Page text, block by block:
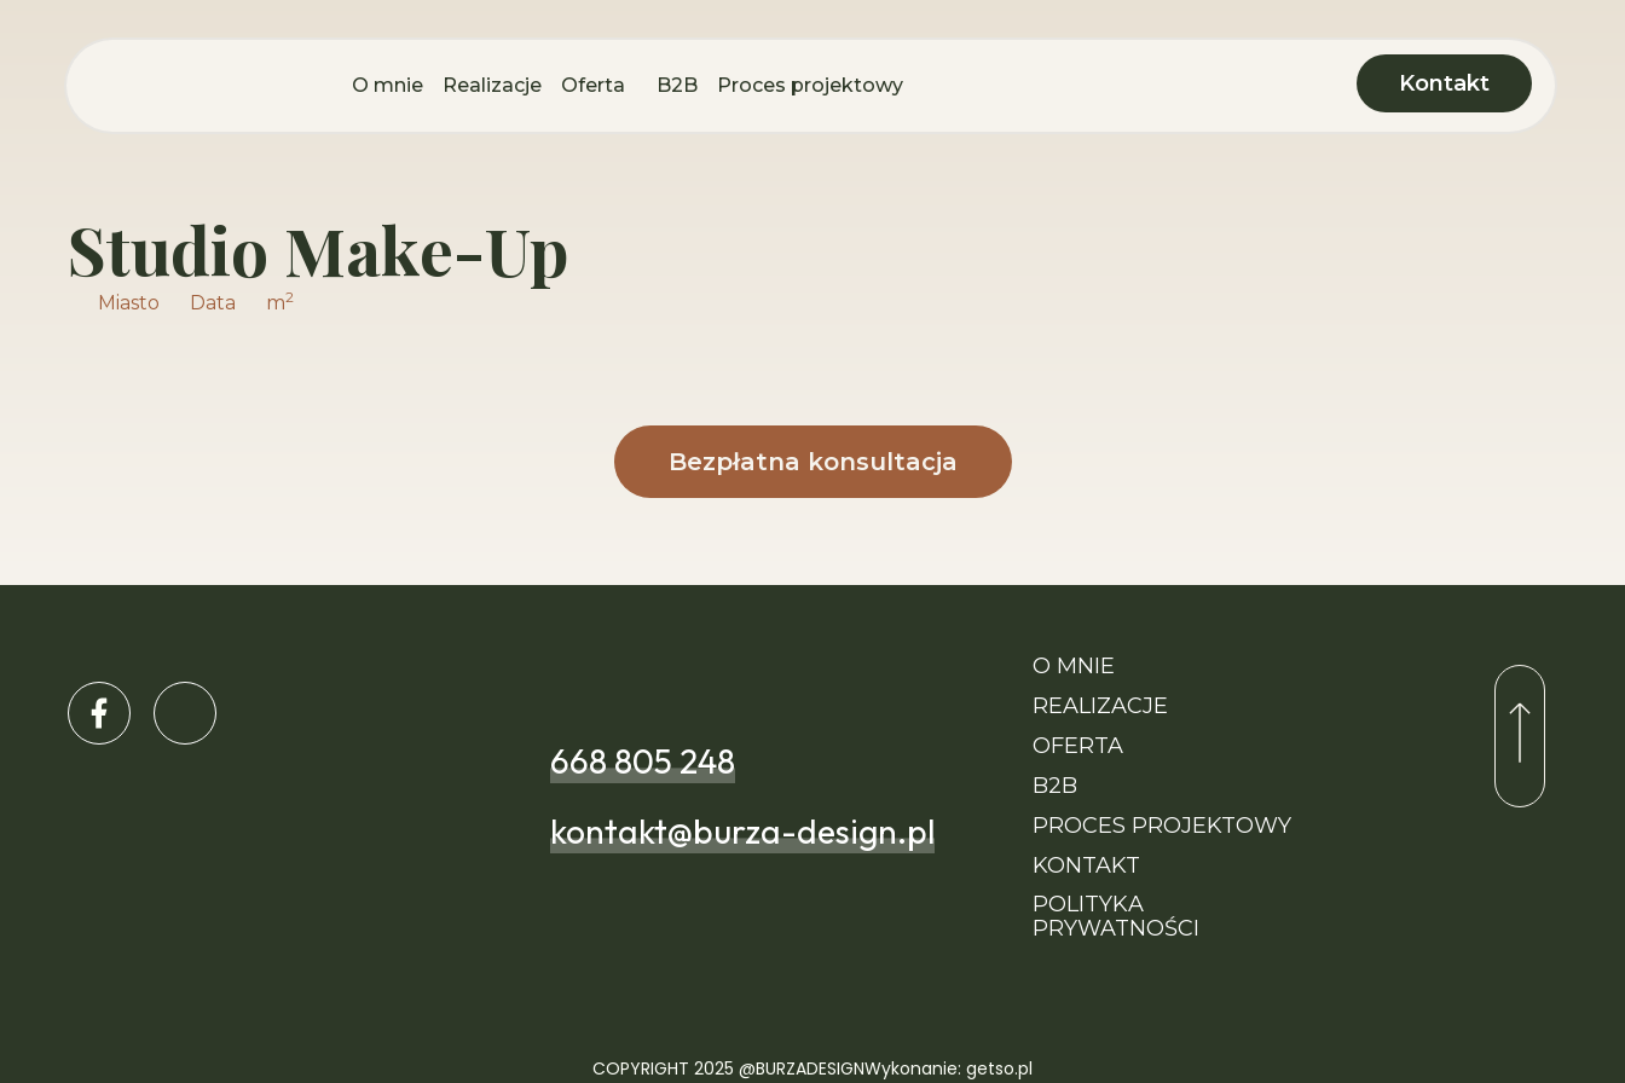
O mnie Realizacje Oferta B2B Proces projektowy Kontakt
Studio Make-Up
Miasto Data m2
Bezpłatna konsultacja
668 805 248
kontakt@burza-design.pl
O MNIE
REALIZACJE
OFERTA
B2B
PROCES PROJEKTOWY
KONTAKT
POLITYKA
PRYWATNOŚCI
COPYRIGHT 2025 @BURZADESIGNWykonanie: getso.pl